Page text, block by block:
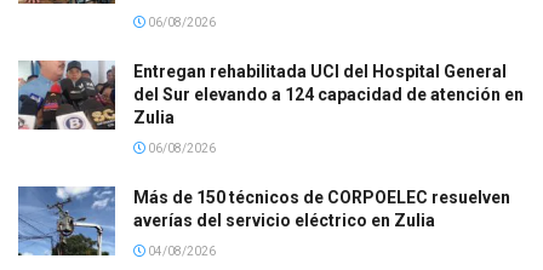
06/08/2026
Entregan rehabilitada UCI del Hospital General
del Sur elevando a 124 capacidad de atención en
Zulia
06/08/2026
Más de 150 técnicos de CORPOELEC resuelven
averías del servicio eléctrico en Zulia
04/08/2026